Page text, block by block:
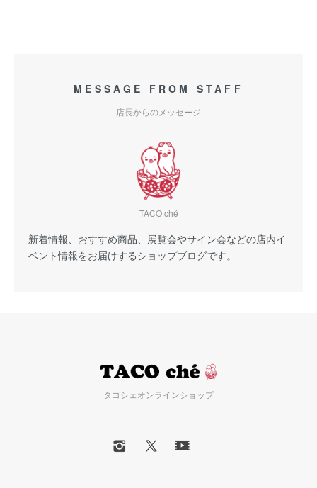
MESSAGE FROM STAFF
店長からのメッセージ
TACO ché
新着情報、おすすめ商品、展覧会やサイン会などの店内イ
ベント情報をお届けするショップブログです。
タコシェオンラインショップ